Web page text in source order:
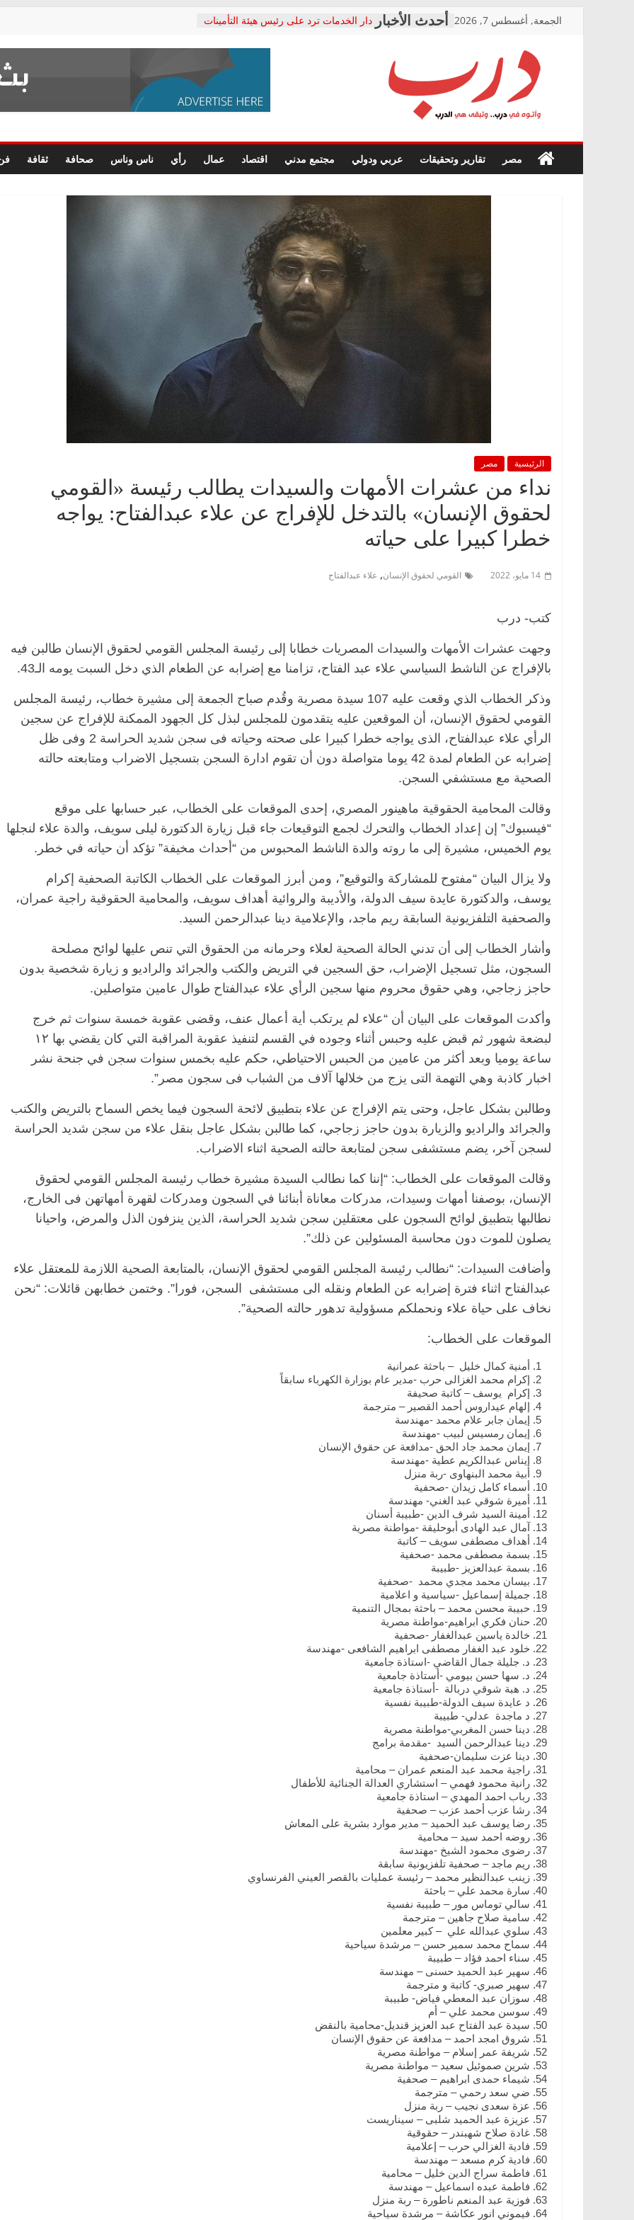
الجمعة, أغسطس 7, 2026
دار الخدمات ترد على رئيس هيئة التأمينات
معاناة أصحاب المعاشات.. ونطالب بكشف
فرحات سليمان يكتب: القطاع الصحي إلى
حزب التحالف الشعبي يطلق لجنة “الحق
صور .. اعتماد الرسومات النهائية للقرار
الوزاري لمدينة الصحفيين.. وانتهاء أعمال
إنشاء المبنى الإداري
متابعة قضية الدكتور محمد زهران.. ويؤكد:
قرينة البراءة وضمانات المحاكمة العادلة
حق أصيل
درب
في
درب..
مصر تقارير وتحقيقات عربي ودولي مجتمع مدني اقتصاد عمال رأي ناس وناس صحافة ثقافة
الرئيسية مصر
نداء من عشرات الأمهات والسيدات يطالب رئيسة «القومي
لحقوق الإنسان» بالتدخل للإفراج عن علاء عبدالفتاح: يواجه
خطرا كبيرا على حياته
14 مايو، 2022 القومي لحقوق الإنسان, علاء عبدالفتاح
كتب- درب
وجهت عشرات الأمهات والسيدات المصريات خطابا إلى رئيسة المجلس القومي لحقوق الإنسان طالبن فيه
بالإفراج عن الناشط السياسي علاء عبد الفتاح، تزامنا مع إضرابه عن الطعام الذي دخل السبت يومه الـ43.
وذكر الخطاب الذي وقعت عليه 107 سيدة مصرية وقُدم صباح الجمعة إلى مشيرة خطاب، رئيسة المجلس
القومي لحقوق الإنسان، أن الموقعين عليه يتقدمون للمجلس لبذل كل الجهود الممكنة للإفراج عن سجين
الرأي علاء عبدالفتاح، الذى يواجه خطرا كبيرا على صحته وحياته فى سجن شديد الحراسة 2 وفى ظل
إضرابه عن الطعام لمدة 42 يوما متواصلة دون أن تقوم ادارة السجن بتسجيل الاضراب ومتابعته حالته
الصحية مع مستشفي السجن.
وقالت المحامية الحقوقية ماهينور المصري، إحدى الموقعات على الخطاب، عبر حسابها على موقع
“فيسبوك” إن إعداد الخطاب والتحرك لجمع التوقيعات جاء قبل زيارة الدكتورة ليلى سويف، والدة علاء لنجلها
يوم الخميس، مشيرة إلى ما روته والدة الناشط المحبوس من “أحداث مخيفة” تؤكد أن حياته في خطر.
ولا يزال البيان “مفتوح للمشاركة والتوقيع”، ومن أبرز الموقعات على الخطاب الكاتبة الصحفية إكرام
يوسف، والدكتورة عايدة سيف الدولة، والأديبة والروائية أهداف سويف، والمحامية الحقوقية راجية عمران،
والصحفية التلفزيونية السابقة ريم ماجد، والإعلامية دينا عبدالرحمن السيد.
وأشار الخطاب إلى أن تدني الحالة الصحية لعلاء وحرمانه من الحقوق التي تنص عليها لوائح مصلحة
السجون، مثل تسجيل الإضراب، حق السجين في التريض والكتب والجرائد والراديو و زيارة شخصية بدون
حاجز زجاجي، وهي حقوق محروم منها سجين الرأي علاء عبدالفتاح طوال عامين متواصلين.
وأكدت الموقعات على البيان أن “علاء لم يرتكب أية أعمال عنف، وقضى عقوبة خمسة سنوات ثم خرج
لبضعة شهور ثم قبض عليه وحبس أثناء وجوده في القسم لتنفيذ عقوبة المراقبة التي كان يقضي بها ١٢
ساعة يوميا وبعد أكثر من عامين من الحبس الاحتياطي، حكم عليه بخمس سنوات سجن في جنحة نشر
اخبار كاذبة وهي التهمة التى يزج من خلالها آلاف من الشباب فى سجون مصر”.
وطالبن بشكل عاجل، وحتى يتم الإفراج عن علاء بتطبيق لائحة السجون فيما يخص السماح بالتريض والكتب
والجرائد والراديو والزيارة بدون حاجز زجاجي، كما طالبن بشكل عاجل بنقل علاء من سجن شديد الحراسة
لسجن آخر، يضم مستشفى سجن لمتابعة حالته الصحية اثناء الاضراب.
وقالت الموقعات على الخطاب: “إننا كما نطالب السيدة مشيرة خطاب رئيسة المجلس القومي لحقوق
الإنسان، بوصفنا أمهات وسيدات، مدركات معاناة أبنائنا في السجون ومدركات لقهرة أمهاتهن فى الخارج،
نطالبها بتطبيق لوائح السجون على معتقلين سجن شديد الحراسة، الذين ينزفون الذل والمرض، واحيانا
يصلون للموت دون محاسبة المسئولين عن ذلك”.
وأضافت السيدات: “نطالب رئيسة المجلس القومي لحقوق الإنسان، بالمتابعة الصحية اللازمة للمعتقل علاء
عبدالفتاح اثناء فترة إضرابه عن الطعام ونقله الى مستشفى السجن، فورا”. وختمن خطابهن قائلات: “نحن
نخاف على حياة علاء ونحملكم مسؤولية تدهور حالته الصحية”.
الموقعات على الخطاب:
أمنية كمال خليل – باحثة عمرانية
إكرام محمد الغزالى حرب -مدير عام بوزارة الكهرباء سابقاً
إكرام يوسف – كاتبة صحيفة
إلهام عيداروس أحمد القصير – مترجمة
إيمان جابر علام محمد -مهندسة
إيمان رمسيس لبيب -مهندسة
إيمان محمد جاد الحق -مدافعة عن حقوق الإنسان
إيناس عبدالكريم عطية -مهندسة
أبية محمد البنهاوى -ربة منزل
أسماء كامل زيدان -صحفية
أميرة شوقي عبد الغني- مهندسة
أمينة السيد شرف الدين -طبيبة أسنان
آمال عبد الهادى أبوحليقة -مواطنة مصرية
أهداف مصطفى سويف – كاتبة
بسمة مصطفى محمد -صحفية
بسمة عبدالعزيز -طبيبة
بيسان محمد مجدي محمد -صحفية
جميلة إسماعيل -سياسية و اعلامية
حبيبة محسن محمد – باحثة بمجال التنمية
حنان فكري ابراهيم-مواطنة مصرية
خالدة ياسين عبدالغفار -صحفية
خلود عبد الغفار مصطفى ابراهيم الشافعى -مهندسة
د. جليلة جمال القاضي -استاذة جامعية
د. سها حسن بيومي -أستاذة جامعية
د. هبة شوقي دربالة -أستاذة جامعية
د عايدة سيف الدولة-طبيبة نفسية
د ماجدة عدلي- طبيبة
دينا حسن المغربي-مواطنة مصرية
دينا عبدالرحمن السيد -مقدمة برامج
دينا عزت سليمان-صحفية
راجية محمد عبد المنعم عمران – محامية
رانية محمود فهمي – استشاري العدالة الجنائية للأطفال
رباب احمد المهدي – استاذة جامعية
رشا عزب أحمد عزب – صحفية
رضا يوسف عبد الحميد – مدير موارد بشرية على المعاش
روضه احمد سيد – محامية
رضوى محمود الشيخ -مهندسة
ريم ماجد – صحفية تلفزيونية سابقة
زينب عبدالنظير محمد – رئيسة عمليات بالقصر العيني الفرنساوي
سارة محمد علي – باحثة
سالي توماس مور – طبيبة نفسية
سامية صلاح جاهين – مترجمة
سلوي عبدالله علي – كبير معلمين
سماح محمد سمير حسن – مرشدة سياحية
سناء احمد فؤاد – طبيبة
سهير عبد الحميد حسنى – مهندسة
سهير صبري- كاتبة و مترجمة
سوزان عبد المعطي فياض- طبيبة
سوسن محمد علي – أم
سيدة عبد الفتاح عبد العزيز قنديل-محامية بالنقض
شروق امجد احمد – مدافعة عن حقوق الإنسان
شريفة عمر إسلام – مواطنة مصرية
شرين صموئيل سعيد – مواطنة مصرية
شيماء حمدى ابراهيم – صحفية
ضي سعد رحمي – مترجمة
عزة سعدى نجيب – ربة منزل
عزيزة عبد الحميد شلبى – سيناريست
غادة صلاح شهبندر – حقوقية
فادية الغزالي حرب – إعلامية
فادية كرم مسعد – مهندسة
فاطمة سراج الدين خليل – محامية
فاطمة عبده اسماعيل – مهندسة
فوزية عبد المنعم ناطورة – ربة منزل
فيموني انور عكاشة – مرشدة سياحية
الرئيسية مصر ناس وناس
الخصخصة الذي دافع عن المال العام
(بروفايل)
الرئيسية ناس وناس
قانوني دافع عن قضايا الوطن وانحاز
للحرية (بروفايل)
ناس وناس
يحتفل بذكرى ميلاده وحيداً على أبواب